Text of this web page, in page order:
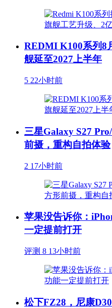
REDMI K100系列8
舰延至2027上半年
5 22小时前
三星Galaxy S27
前摄，重构自拍体验
2 17小时前
苹果没告诉你：
一定提前打开
评测 8 13小时前
松下FZ28，尼康